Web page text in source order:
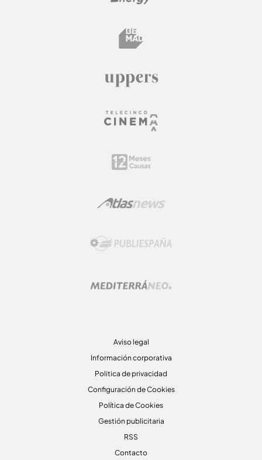
Aviso legal
Información corporativa
Politica de privacidad
Configuración de Cookies
Política de Cookies
Gestión publicitaria
RSS
Contacto